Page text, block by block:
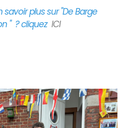
plus sur "De Barge
" ? cliquez ICI